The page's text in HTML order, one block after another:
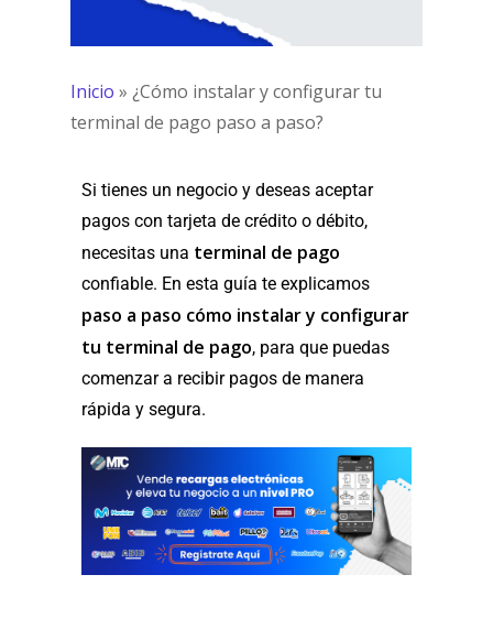
Inicio » ¿Cómo instalar y configurar tu
terminal de pago paso a paso?
Si tienes un negocio y deseas aceptar
pagos con tarjeta de crédito o débito,
necesitas una terminal de pago
confiable. En esta guía te explicamos
paso a paso cómo instalar y configurar
tu terminal de pago, para que puedas
comenzar a recibir pagos de manera
rápida y segura.